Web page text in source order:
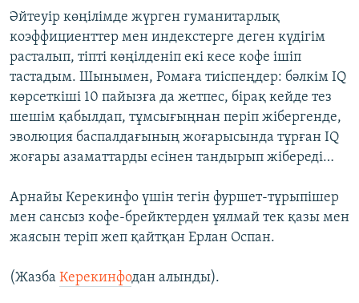
Әйтеуір көңілімде жүрген гуманитарлық
коэффициенттер мен индекстерге деген күдігім
расталып, тіпті көңілденіп екі кесе кофе ішіп
тастадым. Шынымен, Ромаға тиіспеңдер: бәлкім IQ
көрсеткіші 10 пайызға да жетпес, бірақ кейде тез
шешім қабылдап, тұмсығыңнан періп жібергенде,
эволюция баспалдағының жоғарысында тұрған IQ
жоғары азаматтарды есінен тандырып жібереді…
Арнайы Керекинфо үшін тегін фуршет-тұрыпішер
мен сансыз кофе-брейктерден ұялмай тек қазы мен
жаясын теріп жеп қайтқан Ерлан Оспан.
(Жазба Керекинфодан алынды).